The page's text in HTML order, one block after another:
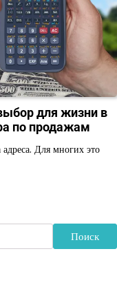
для жизни в
по продажам
Для многих это
Поиск